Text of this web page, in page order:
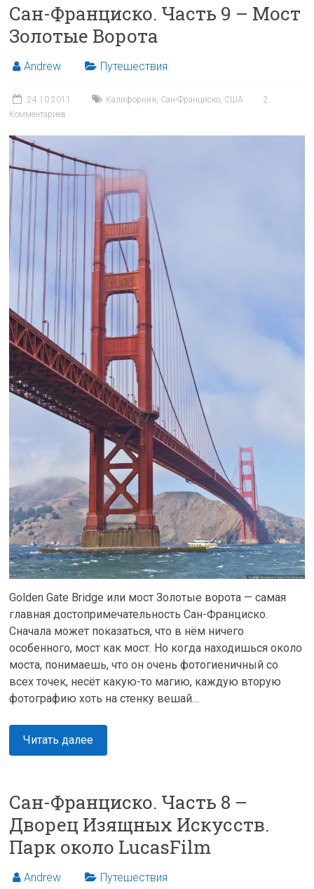
Сан-Франциско. Часть 9 – Мост
Золотые Ворота
Andrew Путешествия
24.10.2011 Калифорния Сан-Франциско США
2
Комментариев
Golden Gate Bridge или мост Золотые ворота — самая
главная достопримечательность Сан-Франциско.
Сначала может показаться, что в нём ничего
особенного, мост как мост. Но когда находишься около
моста, понимаешь, что он очень фотогиеничный со
всех точек, несёт какую-то магию, каждую вторую
фотографию хоть на стенку вешай…
Читать далее
Сан-Франциско. Часть 8 –
Дворец Изящных Искусств.
Парк около LucasFilm
Andrew Путешествия